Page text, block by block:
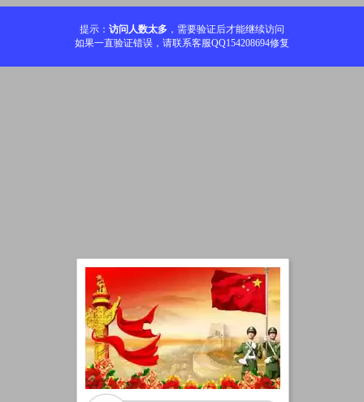
提示： 访问人数太多 ，需要验证后才能继续访问
如果一直验证错误，请联系客服QQ154208694修复
加载中